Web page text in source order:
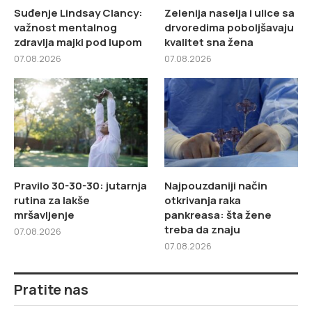
Suđenje Lindsay Clancy:
važnost mentalnog
zdravlja majki pod lupom
07.08.2026
Zelenija naselja i ulice sa
drvoredima poboljšavaju
kvalitet sna žena
07.08.2026
Pravilo 30-30-30: jutarnja
rutina za lakše
mršavljenje
07.08.2026
Najpouzdaniji način
otkrivanja raka
pankreasa: šta žene
treba da znaju
07.08.2026
Pratite nas